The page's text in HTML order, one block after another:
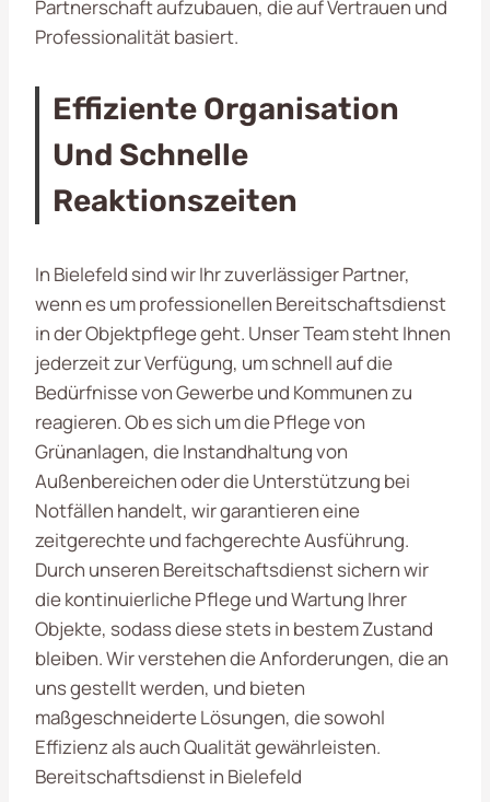
Partnerschaft aufzubauen, die auf Vertrauen und
Professionalität basiert.
Effiziente Organisation
Und Schnelle
Reaktionszeiten
In Bielefeld sind wir Ihr zuverlässiger Partner,
wenn es um professionellen Bereitschaftsdienst
in der Objektpflege geht. Unser Team steht Ihnen
jederzeit zur Verfügung, um schnell auf die
Bedürfnisse von Gewerbe und Kommunen zu
reagieren. Ob es sich um die Pflege von
Grünanlagen, die Instandhaltung von
Außenbereichen oder die Unterstützung bei
Notfällen handelt, wir garantieren eine
zeitgerechte und fachgerechte Ausführung.
Durch unseren Bereitschaftsdienst sichern wir
die kontinuierliche Pflege und Wartung Ihrer
Objekte, sodass diese stets in bestem Zustand
bleiben. Wir verstehen die Anforderungen, die an
uns gestellt werden, und bieten
maßgeschneiderte Lösungen, die sowohl
Effizienz als auch Qualität gewährleisten.
Bereitschaftsdienst in Bielefeld